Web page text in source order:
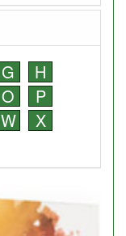
G
H
O
P
W
X